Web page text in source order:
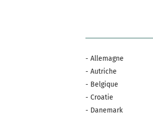
- Allemagne
- Autriche
- Belgique
- Croatie
- Danemark